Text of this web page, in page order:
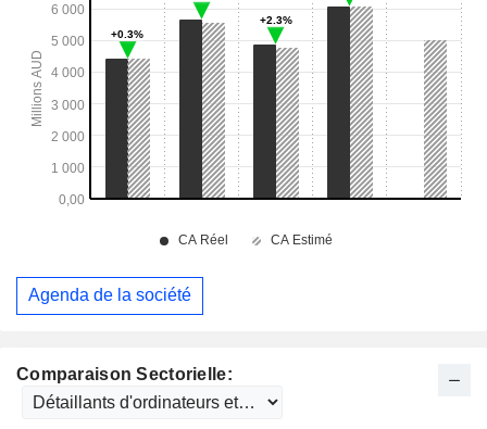
Comparaison Sectorielle:
Agenda de la société